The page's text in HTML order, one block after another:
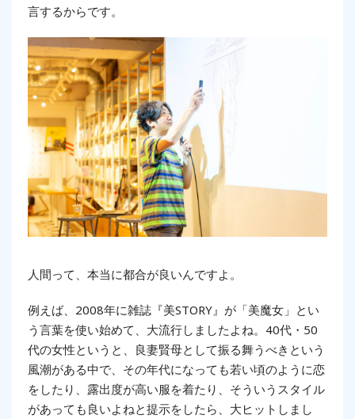
言するからです。
人間って、本当に都合が良いんですよ。
例えば、2008年に雑誌『美STORY』が「美魔女」とい
う言葉を使い始めて、大流行しましたよね。40代・50
代の女性というと、良妻賢母として振る舞うべきという
風潮がある中で、その年代になっても若い頃のように恋
をしたり、露出度が高い服を着たり、そういうスタイル
があっても良いよねと提示をしたら、大ヒットしまし